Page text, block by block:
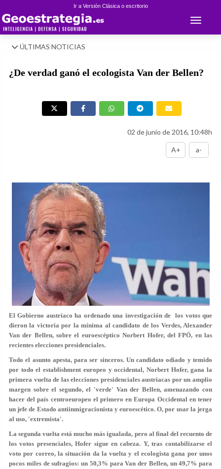
Ir a Versión Clásica o escritorio
Toggle
ÚLTIMAS NOTICIAS
¿De verdad ganó el ecologista Van der Bellen?
02 de junio de 2016, 10:48h
A+ a-
El Gobierno austriaco ha ordenado una investigación de los votos que
dieron la victoria por la mínima al candidato de los Verdes,Alexander
Van der Bellen, sobre el euroescéptico Norbert Hofer, del FPÖ, en las
recientes elecciones presidenciales.
Todo el asunto apesta, para ser sinceros. Un candidato odiado y temido
por todo el establishment europeo y occidental, Norbert Hofer, gana la
primera vuelta de las elecciones presidenciales austriacas por un amplio
margen sobre el segundo, el 'verde' Van der Bellen, amenazando con
hacer del país centroeuropeo el primero en Europa Occidental en tener
un jefe de Estado antiinmigracionista y euroescético. O, por usar la jerga
al uso, 'extremista'.
La segunda vuelta está mucho más igualada, pero al final del recuento de
los votos presenciales, Hofer sigue en cabeza. Y, tras contabilizarse el
voto por correo, la situación da la vuelta y el ecologista gana por unos
pocos miles de sufragios: un 50,3% para Van der Bellen, un 49,7% para